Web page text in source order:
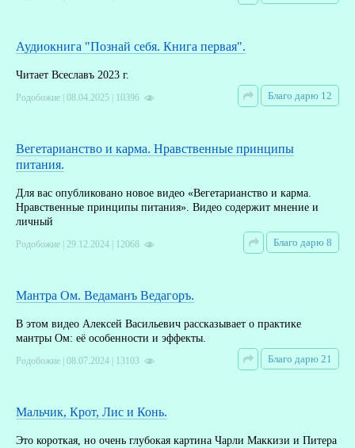
Аудиокнига "Познай себя. Книга первая".
Читает Всеславъ 2023 г.
Родобожие | 08.04.2025 | 10396 Благо дарю 12
Вегетарианство и карма. Нравственные принципы
питания.
Для вас опубликовано новое видео «Вегетарианство и карма.
Нравственные принципы питания». Видео содержит мнение и
личный
Родобожие | 29.12.2024 | 12068 Благо дарю 8
Мантра Ом. Ведаманъ Ведагоръ.
В этом видео Алексей Васильевич рассказывает о практике
мантры Ом: её особенности и эффекты.
Родобожие | 08.07.2024 | 13103 Благо дарю 21
Мальчик, Крот, Лис и Конь.
Это короткая, но очень глубокая картина Чарли Маккизи и Питера